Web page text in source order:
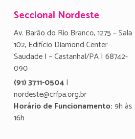
Seccional Nordeste
Av. Barão do Rio Branco, 1275 – Sala
102, Edifício Diamond Center
Saudade I – Castanhal/PA | 68742-
090
(91) 3711-0504|
nordeste@crfpa.org.br
Horário de Funcionamento:9h às
16h